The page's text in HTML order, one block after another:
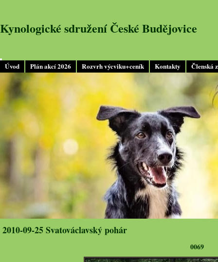
Úvod Plán akcí 2026 Rozvrh výcviku+ceník Kontakty Členská
Kynologické sdružení České Budějovice
2010-09-25 Svatováclavský pohár
0069